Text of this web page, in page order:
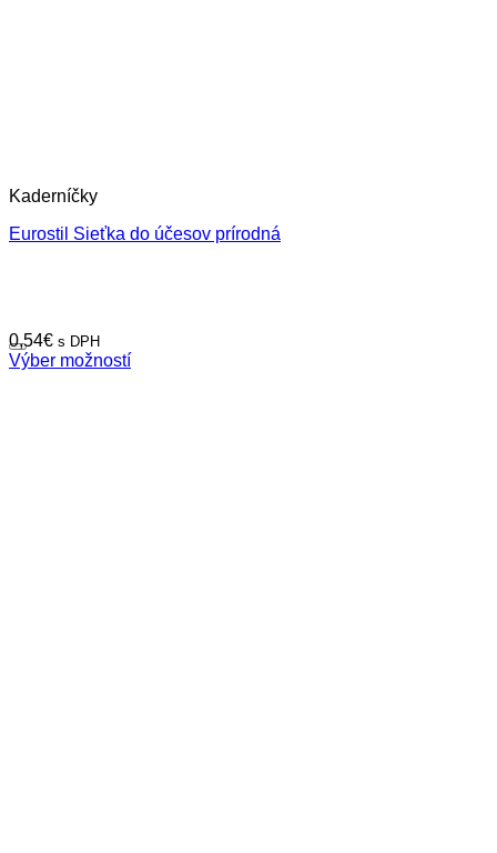
Kaderníčky
Eurostil Sieťka do účesov prírodná
0,54€ s DPH
Výber možností